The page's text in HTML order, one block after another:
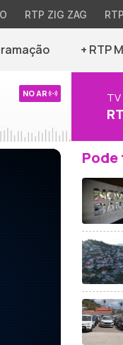
RTP ZIG ZAG
+ RTP
NO AR TV